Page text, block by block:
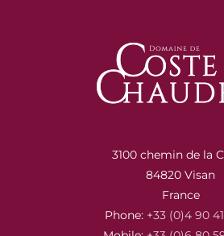
3100 chemin de la
84820 Visan
France
Phone: +33 (0)4 90